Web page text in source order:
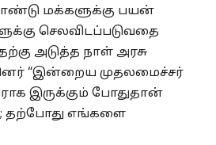
மக்களுக்கு பயன்
செலவிடப்படுவதை
அடுத்த நாள் அரசு
“இன்றைய முதலமைச்சர்
இருக்கும் போதுதான்
தற்போது எங்களை